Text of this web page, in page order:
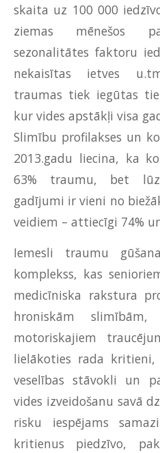
skaita uz 100 000
ziemas mēnešos
sezonalitātes faktoru
nekaisītas ietves
traumas tiek iegūtas
kur vides apstākļi visa
Slimību profilakses un
2013.gadu liecina, ka
63% traumu, bet
gadījumi ir vieni no
veidiem – attiecīgi 74%
Iemesli traumu
komplekss, kas
medicīniska rakstura
hroniskām
motoriskajiem
lielākoties rada
veselības stāvokli un
vides izveidošanu savā
risku iespējams
kritienus piedzīvo,